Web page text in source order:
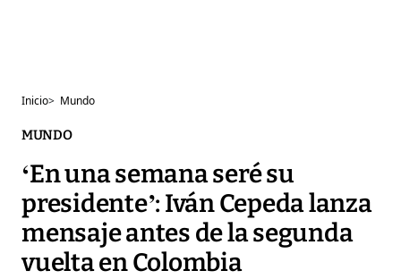
Inicio> Mundo
MUNDO
‘En una semana seré su
presidente’: Iván Cepeda lanza
mensaje antes de la segunda
vuelta en Colombia